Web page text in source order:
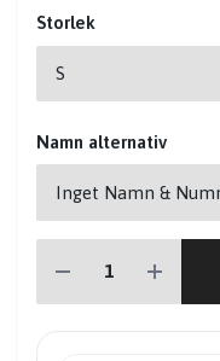
Storlek
Namn alternativ